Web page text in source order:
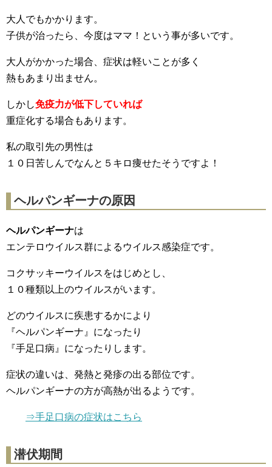
大人でもかかります。
子供が治ったら、今度はママ！という事が多いです。
大人がかかった場合、症状は軽いことが多く
熱もあまり出ません。
しかし免疫力が低下していれば
重症化する場合もあります。
私の取引先の男性は
１０日苦しんでなんと５キロ痩せたそうですよ！
ヘルパンギーナの原因
ヘルパンギーナは
エンテロウイルス群によるウイルス感染症です。
コクサッキーウイルスをはじめとし、
１０種類以上のウイルスがいます。
どのウイルスに疾患するかにより
『ヘルパンギーナ』になったり
『手足口病』になったりします。
症状の違いは、発熱と発疹の出る部位です。
ヘルパンギーナの方が高熱が出るようです。
⇒手足口病の症状はこちら
潜伏期間